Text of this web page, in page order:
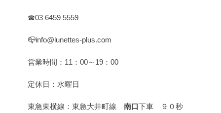
☎03 6459 5559
📪info@lunettes-plus.com
営業時間：11：00～19：00
定休日：水曜日
東急東横線：東急大井町線 南口下車 ９０秒